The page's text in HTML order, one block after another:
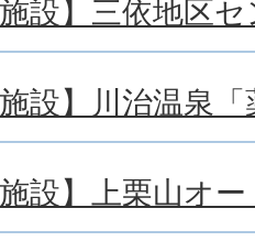
施設】三依地区
施設】川治温泉
施設】上栗山オ